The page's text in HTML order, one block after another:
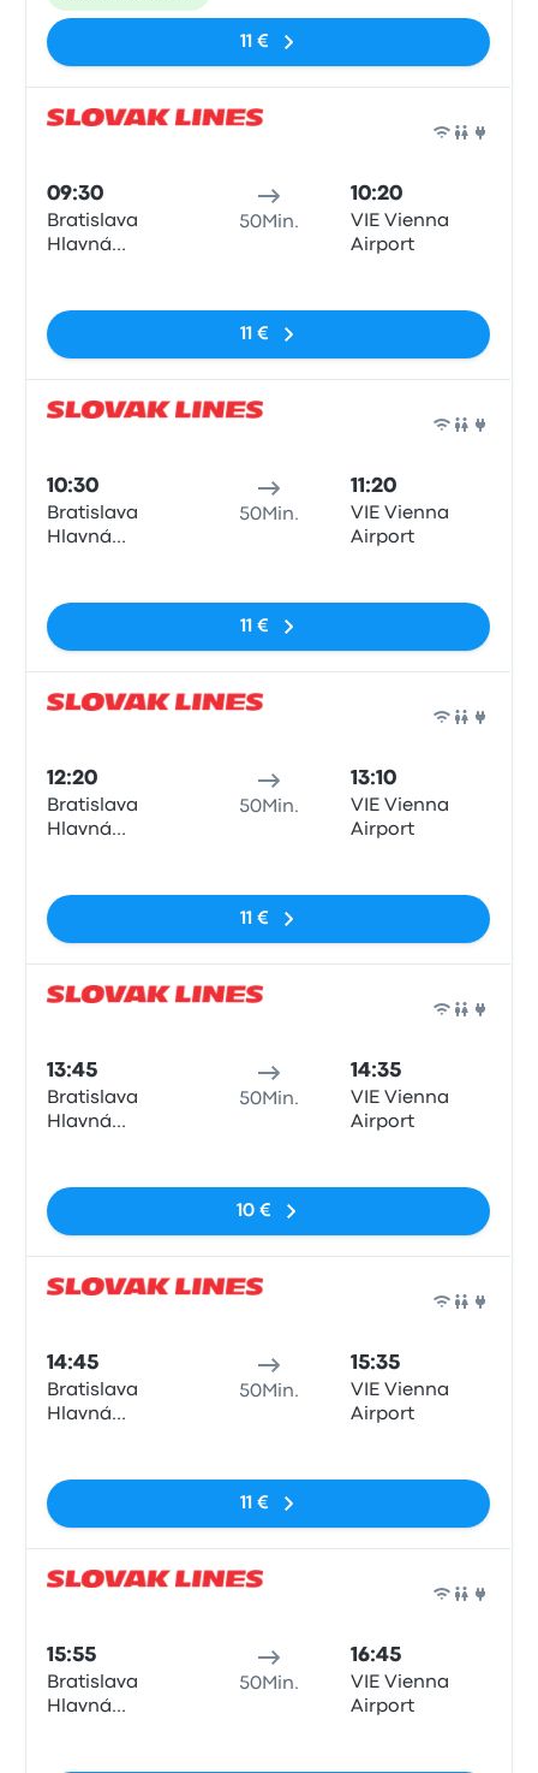
11 €
09:30
Bratislava
Hlavná
50Min.
10:20
VIE Vienna
Airport
11 €
10:30
Bratislava
Hlavná
50Min.
11:20
VIE Vienna
Airport
11 €
12:20
Bratislava
Hlavná
50Min.
13:10
VIE Vienna
Airport
11 €
13:45
Bratislava
Hlavná
50Min.
14:35
VIE Vienna
Airport
10 €
14:45
Bratislava
Hlavná
50Min.
15:35
VIE Vienna
Airport
11 €
15:55
Bratislava
Hlavná
50Min.
16:45
VIE Vienna
Airport